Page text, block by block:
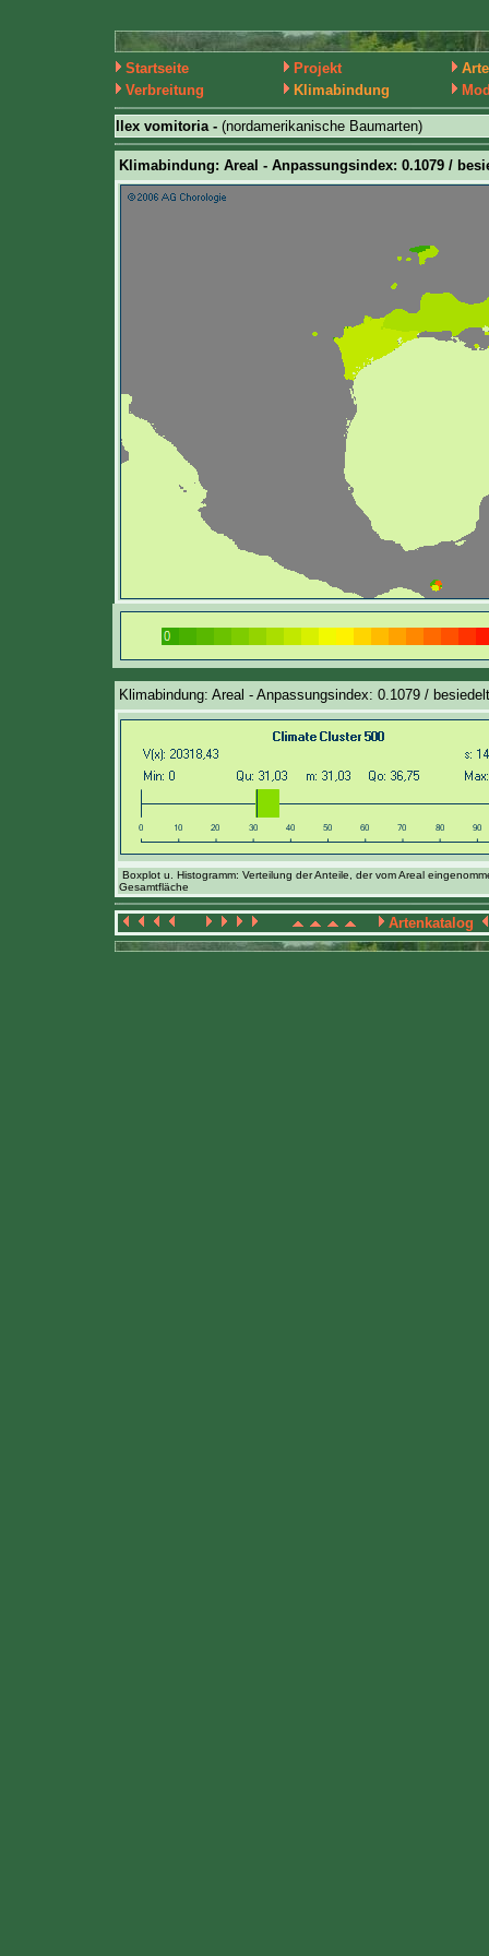
Startseite Projekt
Verbreitung
Klimabindung
Ilex vomitoria - (nordamerikanische Baumarten)
Klimabindung: Areal - Anpassungsindex: 0.1079 /
Klimabindung: Areal - Anpassungsindex: 0.1079 /
Boxplot u. Histogramm: Verteilung der Anteile, der vom Areal
Gesamtfläche
Artenkatalog